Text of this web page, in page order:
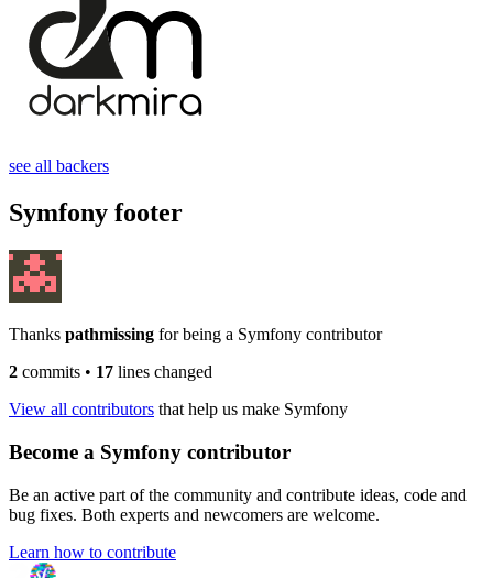
see all backers
Symfony footer
Thanks pathmissing for being a Symfony contributor
2 commits • 17 lines changed
View all contributors that help us make Symfony
Become a Symfony contributor
Be an active part of the community and contribute ideas, code and
bug fixes. Both experts and newcomers are welcome.
Learn how to contribute